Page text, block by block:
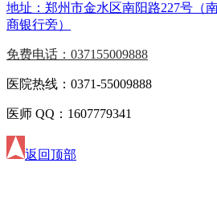
地址：郑州市金水区南阳路227号（
商银行旁）
免费电话：037155009888
医院热线：0371-55009888
医师 QQ：1607779341
返回顶部